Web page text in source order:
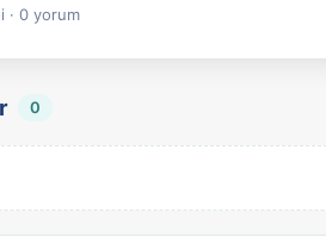
· 0 yorum
0